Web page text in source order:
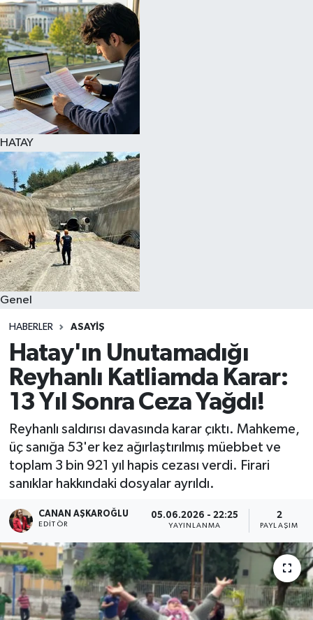
HATAY
Genel
HABERLER ASAYIŞ
Hatay'ın Unutamadığı
Reyhanlı Katliamda Karar:
13 Yıl Sonra Ceza Yağdı!
Reyhanlı saldırısı davasında karar çıktı. Mahkeme,
üç sanığa 53'er kez ağırlaştırılmış müebbet ve
toplam 3 bin 921 yıl hapis cezası verdi. Firari
sanıklar hakkındaki dosyalar ayrıldı.
CANAN AŞKAROĞLU
EDITÖR
05.06.2026 - 22:25
YAYINLANMA
2
PAYLAŞIM
Spor
Teknoloji
Yaşam